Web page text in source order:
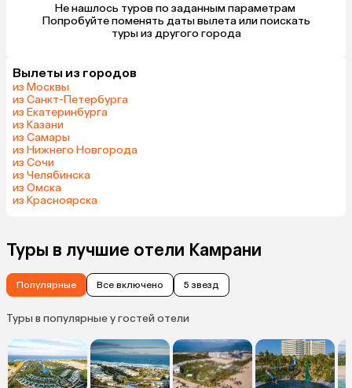
Не нашлось туров по заданным параметрам
туры из другого города
Вылеты из городов
из Москвы
из Санкт-Петербурга
из Екатеринбурга
из Казани
из Самары
из Нижнего Новгорода
из Сочи
из Челябинска
из Омска
из Красноярска
Туры в лучшие отели Камрани
Популярные Все включено 5 звезд
Туры в популярные у гостей отели